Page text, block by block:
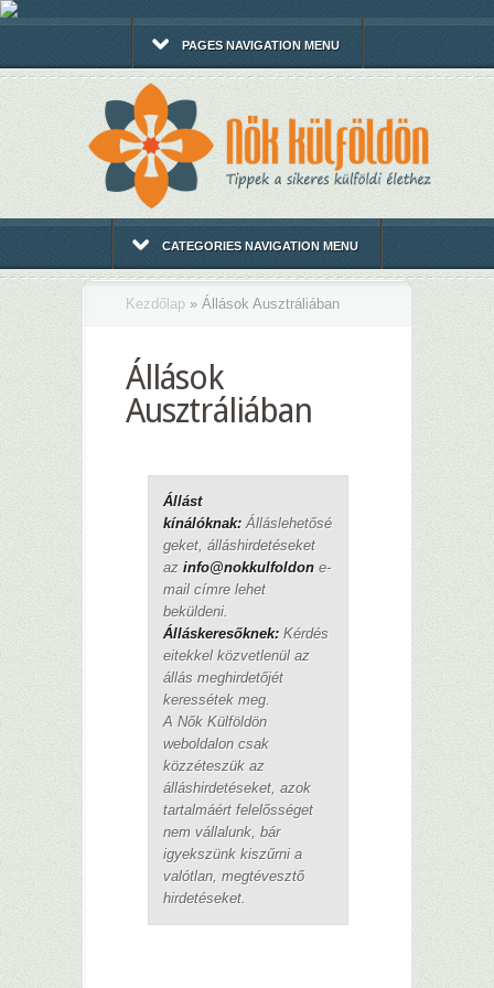
PAGES NAVIGATION MENU
CATEGORIES NAVIGATION MENU
Kezdőlap » Állások Ausztráliában
Állások
Ausztráliában
Állást
kínálóknak:Álláslehetősé
geket, álláshirdetéseket
az info@nokkulfoldone-
mail címre lehet
beküldeni.
Álláskeresőknek: Kérdés
eitekkel közvetlenül az
állás meghirdetőjét
keressétek meg.
A Nők Külföldön
weboldalon csak
közzéteszük az
álláshirdetéseket, azok
tartalmáért felelősséget
nem vállalunk, bár
igyekszünk kiszűrni a
valótlan, megtévesztő
hirdetéseket.